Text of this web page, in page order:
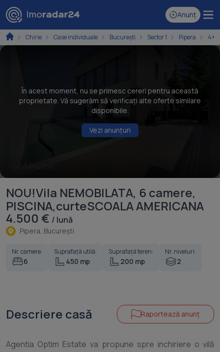
Anunț
Chirie Case individuale București Sector 1 Pipera 4+
În acest moment, nu se primesc cereri pentru această
proprietate. Vă sugerăm să verificați alte oferte similare
disponibile.
Vezi anunțuri
NOU!Vila NEMOBILATA, 6 camere,
PISCINA,curteSCOALA AMERICANA
4.500 € / lună
Pipera, Bucureşti
Nr. camere:
6
Suprafață utilă:
450 mp
Suprafață teren:
200 mp
Nr. niveluri:
2
Descriere casă Raportează anunț
Agentia Optim Estate va propune spre inchiriere o vilă